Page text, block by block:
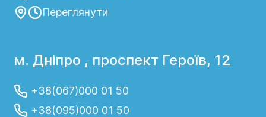
Переглянути
м. Дніпро , проспект Героїв, 12
+38(067)000 01 50
+38(095)000 01 50